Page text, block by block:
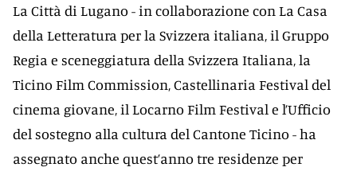
La Città di Lugano - in collaborazione con La Casa
della Letteratura per la Svizzera italiana, il Gruppo
Regia e sceneggiatura della Svizzera Italiana, la
Ticino Film Commission, Castellinaria Festival del
cinema giovane, il Locarno Film Festival e l’Ufficio
del sostegno alla cultura del Cantone Ticino - ha
assegnato anche quest’anno tre residenze per